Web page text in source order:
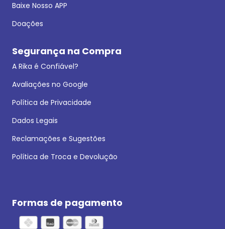
Baixe Nosso APP
Doações
Segurança na Compra
A Rika é Confiável?
Avaliações no Google
Política de Privacidade
Dados Legais
Reclamações e Sugestões
Política de Troca e Devolução
Formas de pagamento